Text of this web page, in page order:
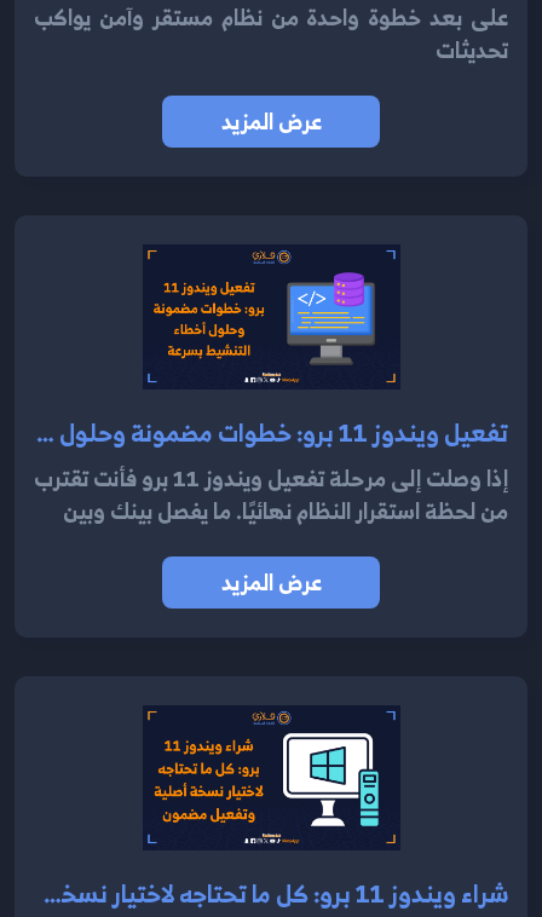
على بعد خطوة واحدة من نظام مستقر وآمن يواكب
تحديثات
عرض المزيد
تفعيل ويندوز 11 برو: خطوات مضمونة وحلول أخطاء التنشيط بسرعة 2025
إذا وصلت إلى مرحلة تفعيل ويندوز 11 برو فأنت تقترب
من لحظة استقرار النظام نهائيًا. ما يفصل بينك وبين
عرض المزيد
شراء ويندوز 11 برو: كل ما تحتاجه لاختيار نسخة أصلية وتفعيل مضمون 2025